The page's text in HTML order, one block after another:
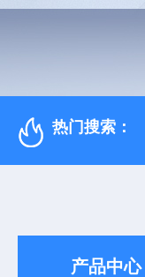
热门搜索：
产品中心